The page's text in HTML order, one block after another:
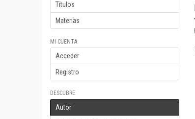
Títulos
Materias
MI CUENTA
Acceder
Registro
DESCUBRE
Autor